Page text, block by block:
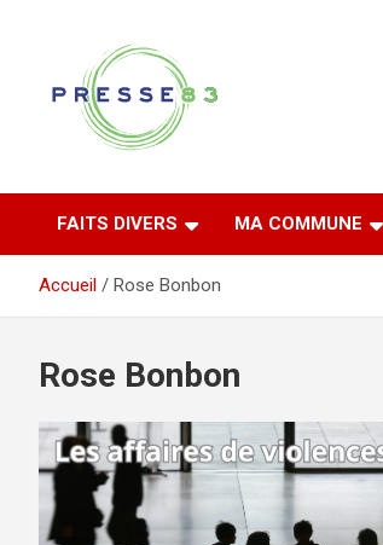
Presse 83
FAITS DIVERS MA COMMUNE
Accueil Rose Bonbon
Rose Bonbon